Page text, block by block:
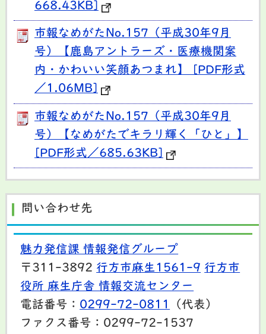
668.43KB]
市報なめがたNo.157（平成30年9月
号）【鹿島アントラーズ・医療機関案
内・かわいい笑顔あつまれ】 [PDF形式
／1.06MB]
市報なめがたNo.157（平成30年9月
号）【なめがたでキラリ輝く「ひと」】
[PDF形式／685.63KB]
問い合わせ先
魅力発信課 情報発信グループ
〒311-3892 行方市麻生1561-9 行方市
役所 麻生庁舎 情報交流センター
電話番号： 0299-72-0811
（代表）
ファクス番号：0299-72-1537